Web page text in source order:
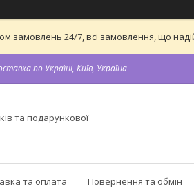
замовлень 24/7, всі замовлення, що
по Україні, Київ, Україна
та подарункової
та оплата Повернення та обмін